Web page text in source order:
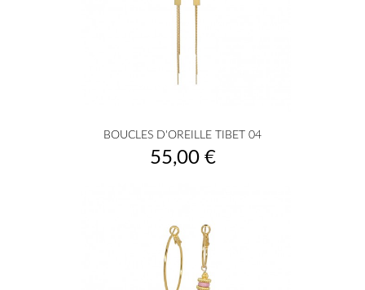
BOUCLES D'OREILLE TIBET 04
Prix
55,00 €